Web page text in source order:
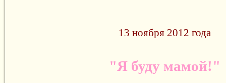
13 ноября 2012 года
"Я буду мамой!"